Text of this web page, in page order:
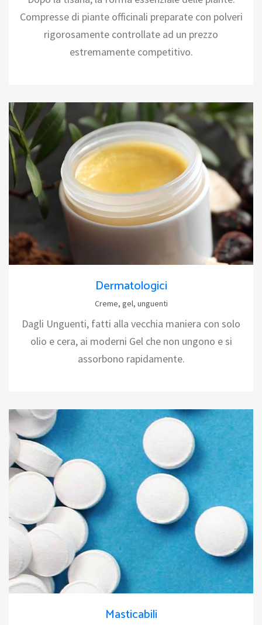
Compresse di piante officinali preparate con polveri
rigorosamente controllate ad un prezzo
estremamente competitivo.
Dermatologici
Creme, gel, unguenti
Dagli Unguenti, fatti alla vecchia maniera con solo
olio e cera, ai moderni Gel che non ungono e si
assorbono rapidamente.
Masticabili